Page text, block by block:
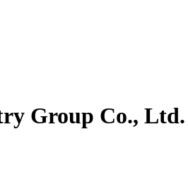
Group Co., Ltd.